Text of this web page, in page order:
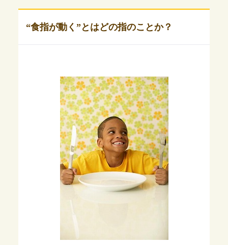
“食指が動く”とはどの指のことか？